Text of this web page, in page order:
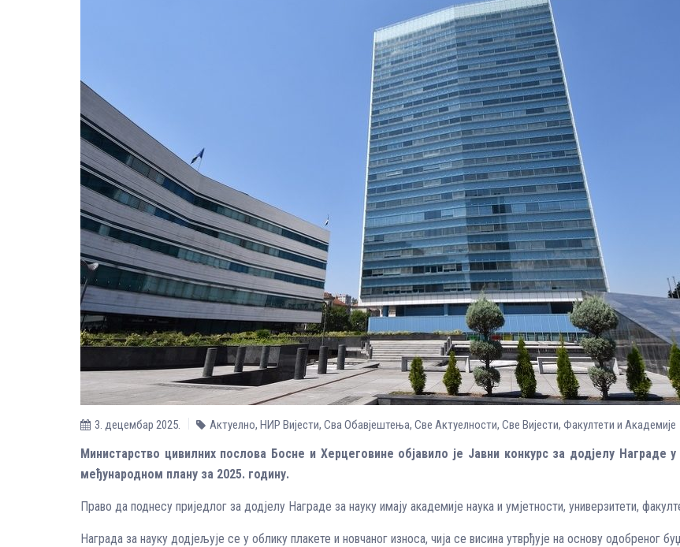
3. децембар 2025. Актуелно, НИР Вијести, Сва Обавјештења, Све Aктуелности, Све Вијести, Факултети и Академије
Министарство цивилних послова Босне и Херцеговине објавило је Јавни конкурс за додјелу Награде
међународном плану за 2025. годину.
Право да поднесу приједлог за додјелу Награде за науку имају академије наука и умјетности, универзитети,
Награда за науку додјељује се у облику плакете и новчаног износа, чија се висина утврђује на основу одобреног